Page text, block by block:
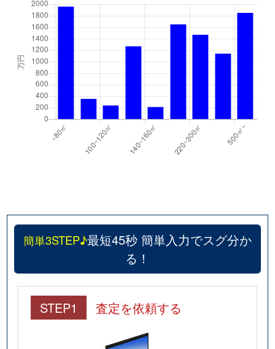
簡単3STEP♪最短45秒 簡単入力でスグ分か
る！
STEP1 査定を依頼する